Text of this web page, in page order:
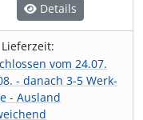
Details
Lieferzeit:
vom 24.07.
- danach 3-5 Werk-
- Ausland